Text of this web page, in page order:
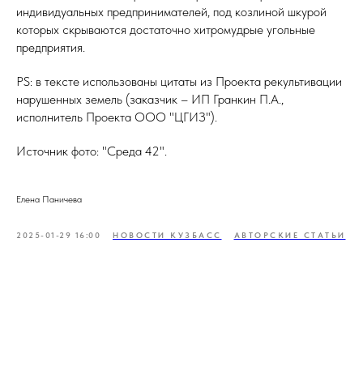
индивидуальных предпринимателей, под козлиной шкурой
которых скрываются достаточно хитромудрые угольные
предприятия.
PS: в тексте использованы цитаты из Проекта рекультивации
нарушенных земель (заказчик – ИП Гранкин П.А.,
исполнитель Проекта ООО "ЦГИЗ").
Источник фото: "Среда 42".
Елена Паничева
2025-01-29 16:00 НОВОСТИ КУЗБАСС АВТОРСКИЕ СТАТЬИ